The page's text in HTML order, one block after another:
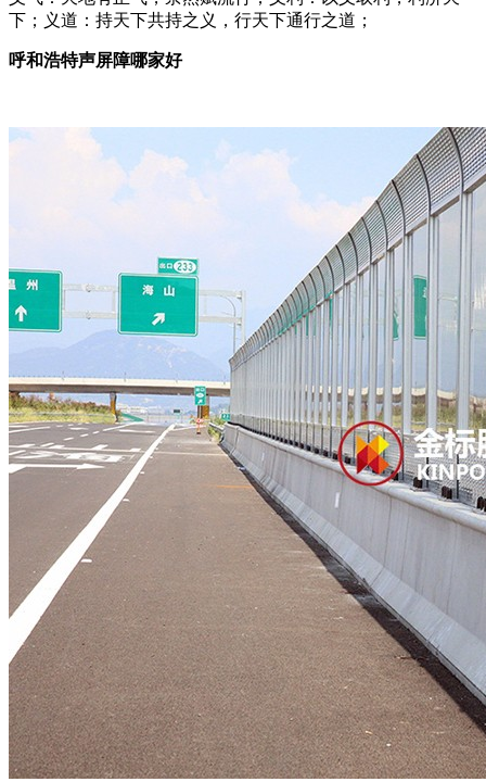
下；义道：持天下共持之义，行天下通行之道；
呼和浩特声屏障哪家好